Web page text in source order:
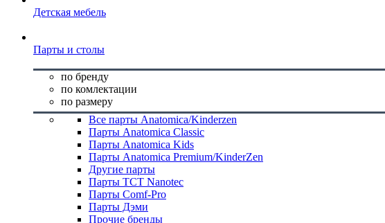
Детская мебель
Парты и столы
по бренду
по комлектации
по размеру
Все парты Anatomica/Kinderzen
Парты Anatomica Classic
Парты Anatomica Kids
Парты Anatomica Premium/KinderZen
Другие парты
Парты TCT Nanotec
Парты Comf-Pro
Парты Дэми
Прочие бренды